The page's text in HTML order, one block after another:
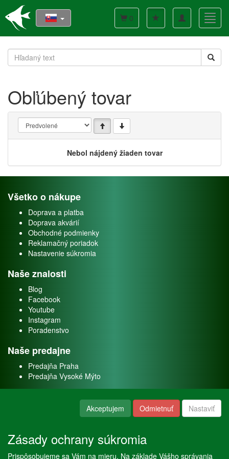
Toggle
navigation
0
Obľúbený tovar
Nebol nájdený žiaden tovar
Všetko o nákupe
Doprava a platba
Doprava akvárií
Obchodné podmienky
Reklamačný poriadok
Nastavenie súkromia
Naše znalosti
Blog
Facebook
Youtube
Instagram
Poradenstvo
Naše predajne
Predajňa Praha
Predajňa Vysoké Mýto
Naše služby
Akceptujem Odmietnuť Nastaviť
Zásady ochrany súkromia
Prispôsobujeme sa Vám na mieru. Na základe Vášho správania